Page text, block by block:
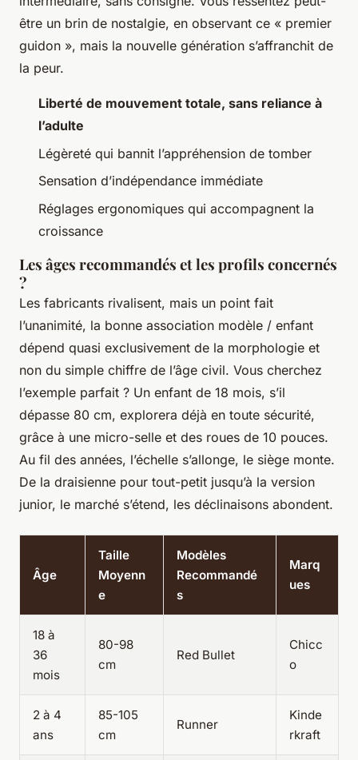
être un brin de nostalgie, en observant ce « premier
guidon », mais la nouvelle génération s’affranchit de
la peur.
Liberté de mouvement totale, sans reliance à
l’adulte
Légèreté qui bannit l’appréhension de tomber
Sensation d’indépendance immédiate
Réglages ergonomiques qui accompagnent la
croissance
Les âges recommandés et les profils concernés
?
Les fabricants rivalisent, mais un point fait
l’unanimité, la bonne association modèle / enfant
dépend quasi exclusivement de la morphologie et
non du simple chiffre de l’âge civil. Vous cherchez
l’exemple parfait ? Un enfant de 18 mois, s’il
dépasse 80 cm, explorera déjà en toute sécurité,
grâce à une micro-selle et des roues de 10 pouces.
Au fil des années, l’échelle s’allonge, le siège monte.
De la draisienne pour tout-petit jusqu’à la version
junior, le marché s’étend, les déclinaisons abondent.
Âge
Taille
Moyenn
e
Modèles
Recommandé
s
Marq
ues
18 à
36
mois
80-98
cm
Red Bullet
Chicc
o
2 à 4
ans
85-105
cm
Runner
Kinde
rkraft